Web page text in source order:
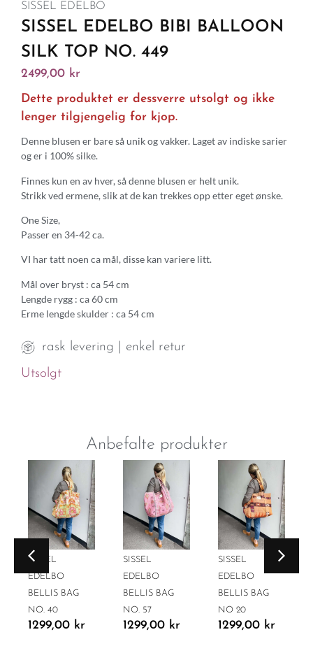
SISSEL EDELBO
SISSEL EDELBO BIBI BALLOON
SILK TOP NO. 449
2499,00 kr
Dette produktet er dessverre utsolgt og ikke
lenger tilgjengelig for kjop.
Denne blusen er bare så unik og vakker. Laget av indiske sarier
og er i 100% silke.
Finnes kun en av hver, så denne blusen er helt unik.
Strikk ved ermene, slik at de kan trekkes opp etter eget ønske.
One Size,
Passer en 34-42 ca.
VI har tatt noen ca mål, disse kan variere litt.
Mål over bryst : ca 54 cm
Lengde rygg : ca 60 cm
Erme lengde skulder : ca 54 cm
rask levering | enkel retur
Utsolgt
Anbefalte produkter
SISSEL
EDELBO
BELLIS BAG
NO. 40
1299,00 kr
SISSEL
EDELBO
BELLIS BAG
NO. 57
1299,00 kr
SISSEL
EDELBO
BELLIS BAG
NO 20
1299,00 kr